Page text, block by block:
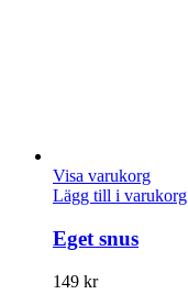
Visa varukorg
Lägg till i varukorg
Eget snus
149 kr